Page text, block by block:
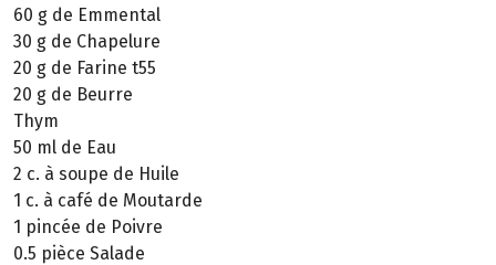
60 g de Emmental
30 g de Chapelure
20 g de Farine t55
20 g de Beurre
Thym
50 ml de Eau
2 c. à soupe de Huile
1 c. à café de Moutarde
1 pincée de Poivre
0.5 pièce Salade